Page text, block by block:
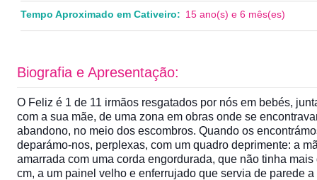
Tempo Aproximado em Cativeiro: 15 ano(s) e 6 mês(es)
Biografia e Apresentação:
O Feliz é 1 de 11 irmãos resgatados por nós em bebés,
com a sua mãe, de uma zona em obras onde se
abandono, no meio dos escombros. Quando os
deparámo-nos, perplexas, com um quadro deprimente: a
amarrada com uma corda engordurada, que não tinha mais
cm, a um painel velho e enferrujado que servia de parede a